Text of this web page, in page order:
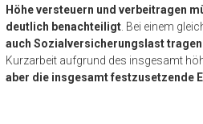
Höhe versteuern und verbeitragen
deutlich benachteiligt . Bei einem
auch Sozialversicherungslast tragen
Kurzarbeit aufgrund des insgesamt
aber die insgesamt festzusetzende